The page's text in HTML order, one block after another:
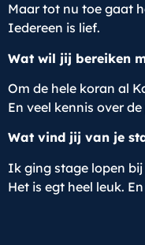
Maar tot nu toe gaat
Iedereen is lief.
Wat wil jij bereiken
Om de hele koran al
En veel kennis over
Wat vind jij van je
Ik ging stage lopen bij
Het is egt heel leuk.